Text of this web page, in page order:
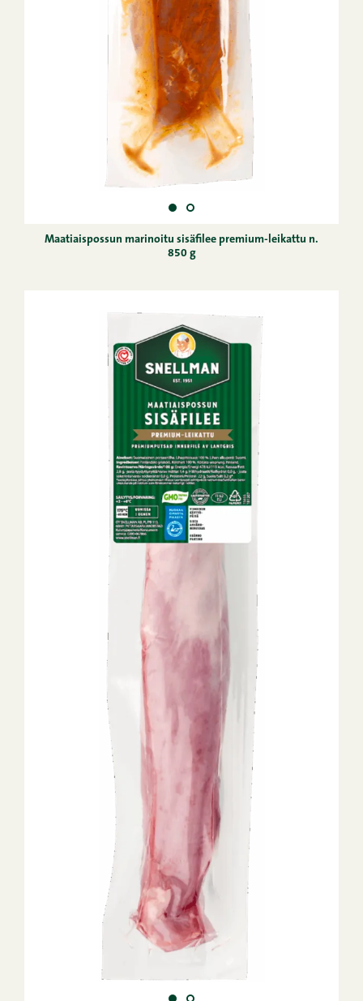
Maatiaispossun marinoitu sisäfilee premium-leikattu n.
850 g